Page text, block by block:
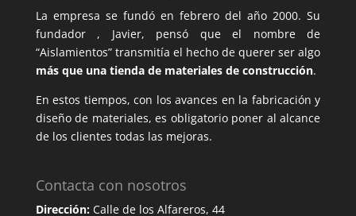
La empresa se fundó en febrero del año 2000. Su
fundador , Javier, pensó que el nombre de
“Aislamientos” transmitía el hecho de querer ser algo
más que una tienda de materiales de construcción.
En estos tiempos, con los avances en la fabricación y
diseño de materiales, es obligatorio poner al alcance
de los clientes todas las mejoras.
Contacta con nosotros
Dirección:Calle de los Alfareros, 44